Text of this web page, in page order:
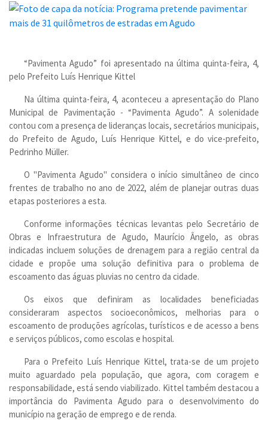
“Pavimenta Agudo” foi apresentado na última quinta-feira, 4,
pelo Prefeito Luís Henrique Kittel
Na última quinta-feira, 4, aconteceu a apresentação do Plano
Municipal de Pavimentação - “Pavimenta Agudo”. A solenidade
contou com a presença de lideranças locais, secretários municipais,
do Prefeito de Agudo, Luís Henrique Kittel, e do vice-prefeito,
Pedrinho Müller.
O "Pavimenta Agudo" considera o início simultâneo de cinco
frentes de trabalho no ano de 2022, além de planejar outras duas
etapas posteriores a esta.
Conforme informações técnicas levantas pelo Secretário de
Obras e Infraestrutura de Agudo, Maurício Ângelo, as obras
indicadas incluem soluções de drenagem para a região central da
cidade e propõe uma solução definitiva para o problema de
escoamento das águas pluvias no centro da cidade.
Os eixos que definiram as localidades beneficiadas
consideraram aspectos socioeconômicos, melhorias para o
escoamento de produções agrícolas, turísticos e de acesso a bens
e serviços públicos, como escolas e hospital.
Para o Prefeito Luís Henrique Kittel, trata-se de um projeto
muito aguardado pela população, que agora, com coragem e
responsabilidade, está sendo viabilizado. Kittel também destacou a
importância do Pavimenta Agudo para o desenvolvimento do
município na geração de emprego e de renda.